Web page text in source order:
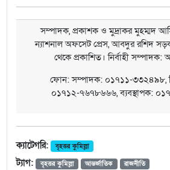
সম্পাদক, প্রকাশক ও মুদ্রাকর মুহম্মদ
ন্যাশনাল অফসেট প্রেস, আবদুর রশিদ সড়ক,
থেকে প্রকাশিত। নির্বাহী
ফোন: সম্পাদক: ০১৭১১-৩৩২৪৯৮,
০১৭১২-৭৬৭৮৬৬৬, ব্যবস্থাপক:
ক্যাটেগরি: বৃহত্তর কুমিল্লা
ট্যাগ: বৃহত্তর কুমিল্লা আন্তর্জাতিক রাজনীতি